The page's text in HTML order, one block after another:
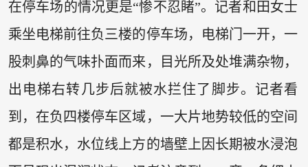
在停车场的情况更是“惨不忍睹”。记者和田女士
乘坐电梯前往负三楼的停车场，电梯门一开，一
股刺鼻的气味扑面而来，目光所及处堆满杂物，
出电梯右转几步后就被水拦住了脚步。记者看
到，在负四楼停车区域，一大片地势较低的空间
都是积水，水位线上方的墙壁上因长期被水浸泡